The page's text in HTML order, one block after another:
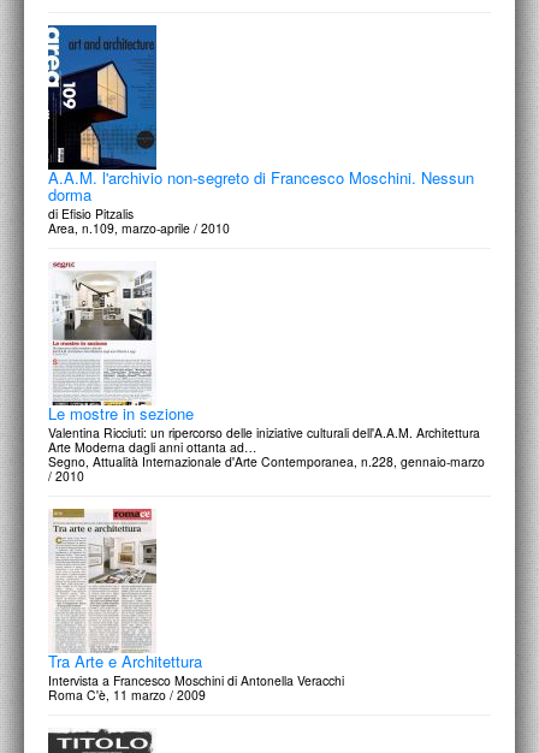
A.A.M. l'archivio non-segreto di Francesco Moschini. Nessun
dorma
di Efisio Pitzalis
Area, n.109, marzo-aprile / 2010
Le mostre in sezione
Valentina Ricciuti: un ripercorso delle iniziative culturali dell'A.A.M. Architettura
Arte Moderna dagli anni ottanta ad…
Segno, Attualità Internazionale d'Arte Contemporanea, n.228, gennaio-marzo
/ 2010
Tra Arte e Architettura
Intervista a Francesco Moschini di Antonella Veracchi
Roma C'è, 11 marzo / 2009